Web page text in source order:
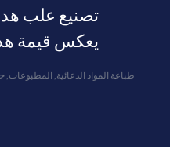
تصنيع علب
يعكس قيمة
طباعة المواد الدعائية, المطبوعات,